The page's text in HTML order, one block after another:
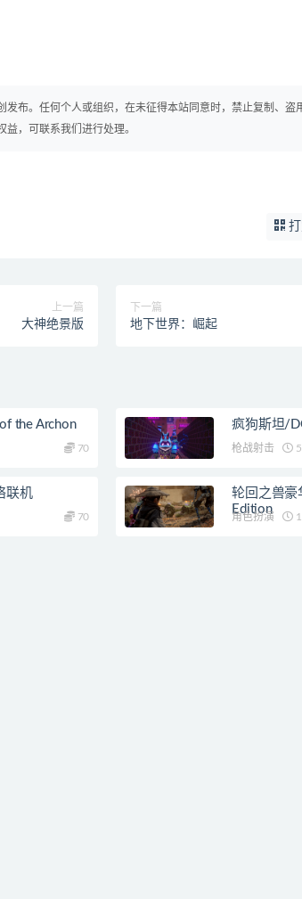
布。任何个人或组织，在未征得本站同意时，禁止复制、盗
，可联系我们进行处理。
上一篇
大神绝景版
下一篇
地下世界：崛起
the Archon
70
疯狗斯坦/
枪战射击
联机
70
轮回之兽豪
Edition
角色扮演